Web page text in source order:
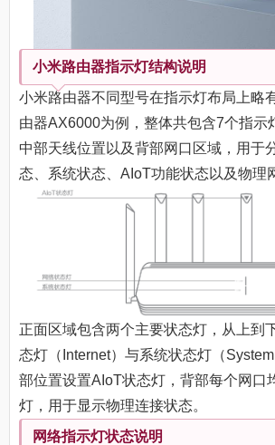
小米路由器指示灯结构说明
小米路由器不同型号在指示灯布局上略
由器AX6000为例，整体共包含7个指示
中部天线位置以及背部网口区域，用于
态、系统状态、AIoT功能状态以及物理
正面区域包含两个主要状态灯，从上到
态灯（Internet）与系统状态灯（
部位置设置AIoT状态灯，背部每个网口
灯，用于显示物理连接状态。
网络指示灯状态说明